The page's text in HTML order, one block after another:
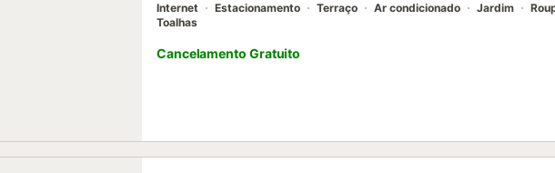
Internet Estacionamento Terraço Ar condicionado Jardim
Toalhas
Cancelamento Gratuito